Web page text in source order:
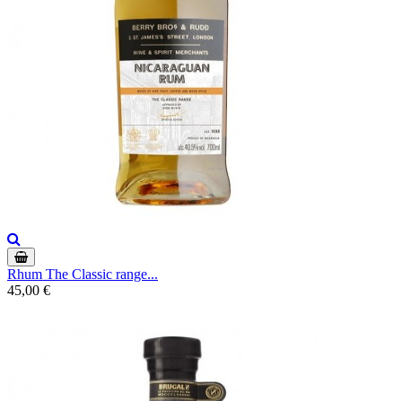
Rhum The Classic range...
45,00 €